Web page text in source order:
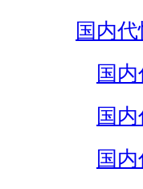
国内
国
国
国